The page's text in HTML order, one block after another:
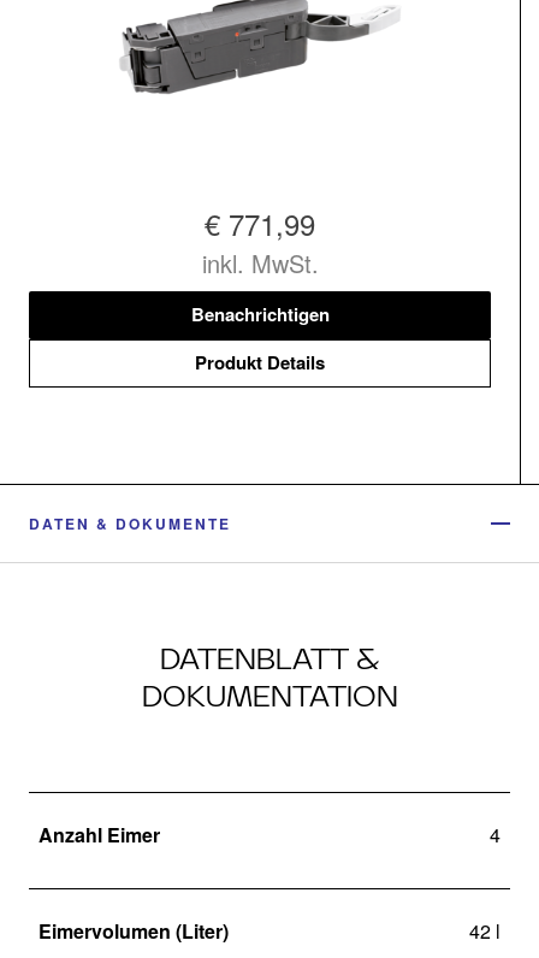
€ 771,99
inkl. MwSt.
Benachrichtigen
Produkt Details
DATEN & DOKUMENTE
DATENBLATT &
DOKUMENTATION
Anzahl Eimer 4
Eimervolumen (Liter) 42 l